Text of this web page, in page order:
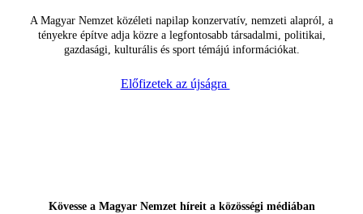
A Magyar Nemzet közéleti napilap konzervatív, nemzeti alapról, a
tényekre építve adja közre a legfontosabb társadalmi, politikai,
gazdasági, kulturális és sport témájú információkat.
Előfizetek az újságra
Kövesse a Magyar Nemzet híreit a közösségi médiában